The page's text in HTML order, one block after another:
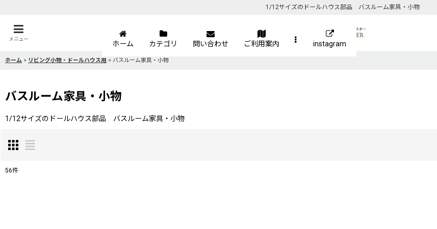
1/12サイズのドールハウス部品 バスルーム家具・小物
メニュー
ホーム カテゴリ 問い合わせ ご利用案内 instagram
ホーム > リビング小物・ドールハウス用 > バスルーム家具・小物
バスルーム家具・小物
1/12サイズのドールハウス部品 バスルーム家具・小物
56件